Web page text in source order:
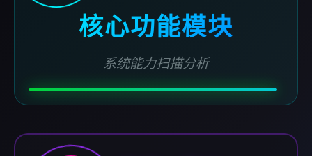
核心功能模块
系统能力扫描分析